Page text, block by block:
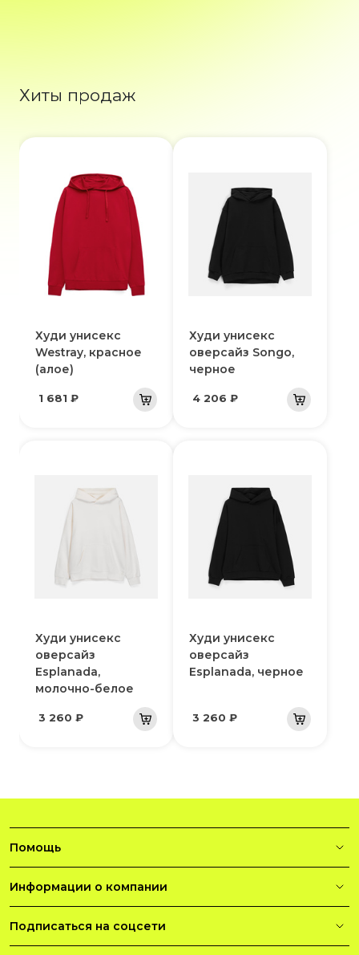
Хиты продаж
Худи унисекс
Westray, красное
(алое)
1 681 ₽
Худи унисекс
оверсайз Songo,
черное
4 206 ₽
Худи унисекс
оверсайз
Esplanada,
молочно-белое
3 260 ₽
Худи унисекс
оверсайз
Esplanada, черное
3 260 ₽
Помощь
Информации о компании
Подписаться на соцсети